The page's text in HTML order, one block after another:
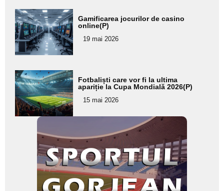
Adaugă
aici textul
pentru
subtitlu
Gamificarea jocurilor de casino
online(P)
19 mai 2026
Adaugă
aici textul
pentru
subtitlu
Fotbaliști care vor fi la ultima
apariție la Cupa Mondială 2026(P)
15 mai 2026